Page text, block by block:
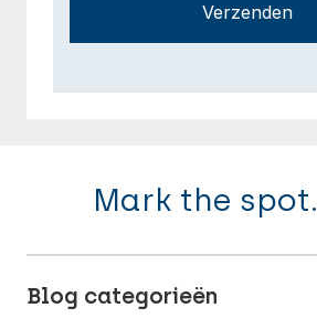
Verzenden
Mark the spot.
Blog categorieën